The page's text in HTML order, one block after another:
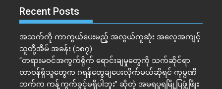
Recent Posts
အသက်ကို ကာကွယ်ပေးမည့် အလွယ်ကူဆုံး အလေ့အကျင့်
သူတို့အိမ် အခန်း (၁၈၇)
“တရားမဝင်အကွက်ရိုက် ရောင်းချမှုတွေကို သက်ဆိုင်ရာ
တာဝန်ရှိသူတွေက ဂရန်တွေချပေးလိုက်မယ်ဆိုရင် ကုမ္ပဏီ
ဘက်က ကန့်ကွက်ခွင့်မရှိပါဘူး” ဆိုတဲ့ အမရပူရမြို့ပြဖွံ့ဖြိုး